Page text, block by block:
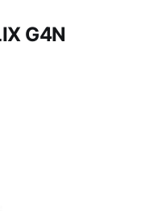
G4N